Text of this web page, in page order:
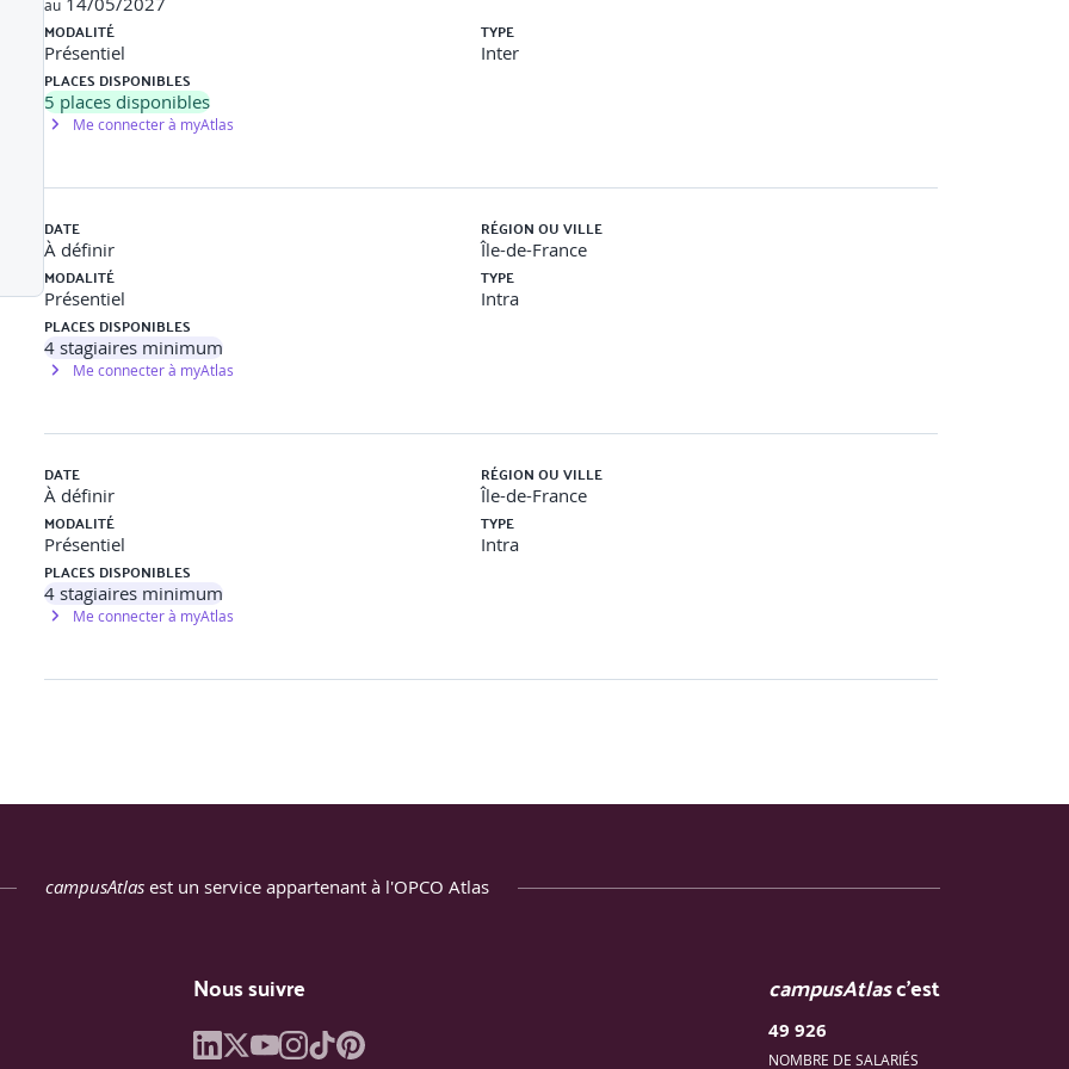
de lecture et des pratiques d’animation de mix-coaching »
» et de « client » dans la méthode du Co-développement et capter la posture et l’impact d’un facilitateur
problématique, projet d’organisation)
appréhender la pertinence des choix à faire pour leur futur coaching d’organisation
Thérapie sociale au coaching d’organisation
comment l’utiliser
sur les besoins et la méthode CINE pour mieux appréhender ce qui se joue dans les interstices d’une
dimension multiculturelle en coaching d’organisation.
au
MODALITÉ
Présentiel
TYPE
Inter
PLACES DISPONIBLES
5 places disponibles
Me connecter à myAtlas
DATE
À définir
RÉGION OU VILLE
Île-de-France
MODALITÉ
Présentiel
TYPE
Intra
PLACES DISPONIBLES
4stagiaires minimum
Me connecter à myAtlas
DATE
À définir
RÉGION OU VILLE
Île-de-France
MODALITÉ
Présentiel
TYPE
Intra
PLACES DISPONIBLES
4stagiaires minimum
Me connecter à myAtlas
campusAtlas est un service appartenant à l'OPCO Atlas
Nous suivre campusAtlasc'est
49 926
NOMBRE DE SALARIÉS